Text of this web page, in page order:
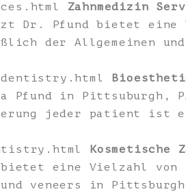
Zahnmedizin
Dr. Pfund bietet eine
der Allgemeinen und
dentistry.html
Pfund in Pittsuburgh,
jeder patient ist
Kosmetische
eine Vielzahl von
veneers in